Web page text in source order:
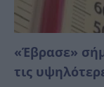
«Έβρασε»
τις